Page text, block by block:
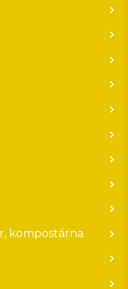
kompostárna